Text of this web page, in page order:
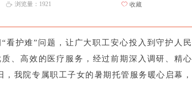
看护难”问题，让广大职工安心投入到守护人民
、高效的医疗服务，经过前期深入调研、精心
我院专属职工子女的暑期托管服务暖心启幕，
ꄘ 浏览量： 1921 ꄀ 收藏